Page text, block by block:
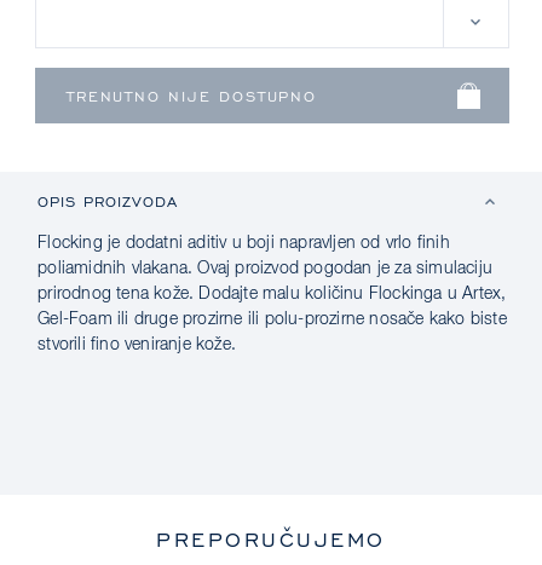
OPIS PROIZVODA
Flocking je dodatni aditiv u boji napravljen od vrlo finih
poliamidnih vlakana. Ovaj proizvod pogodan je za simulaciju
prirodnog tena kože. Dodajte malu količinu Flockinga u Artex,
Gel-Foam ili druge prozirne ili polu-prozirne nosače kako biste
stvorili fino veniranje kože.
PREPORUČUJEMO